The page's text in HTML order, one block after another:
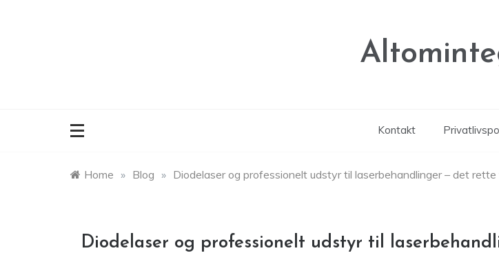
Kontakt
Home » Blog » Diodelaser og professionelt udstyr til laserbehandlinger – det
Diodelaser og professionelt udstyr til